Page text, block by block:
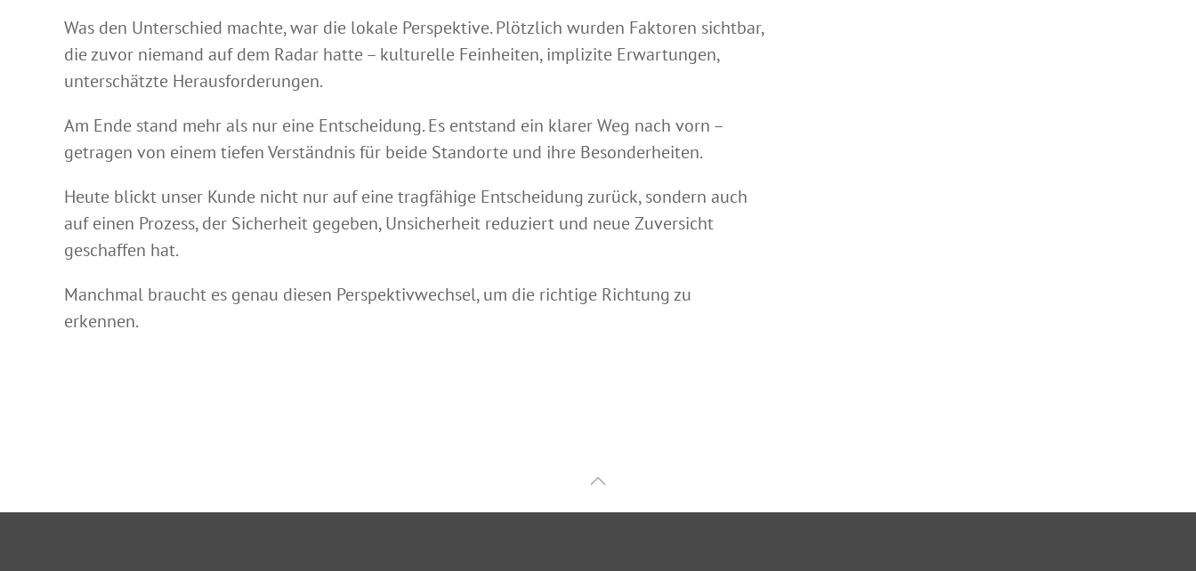
Was den Unterschied machte, war die lokale Perspektive. Plötzlich wurden Faktoren sichtbar,
die zuvor niemand auf dem Radar hatte – kulturelle Feinheiten, implizite Erwartungen,
unterschätzte Herausforderungen.
Am Ende stand mehr als nur eine Entscheidung. Es entstand ein klarer Weg nach vorn –
getragen von einem tiefen Verständnis für beide Standorte und ihre Besonderheiten.
Heute blickt unser Kunde nicht nur auf eine tragfähige Entscheidung zurück, sondern auch
auf einen Prozess, der Sicherheit gegeben, Unsicherheit reduziert und neue Zuversicht
geschaffen hat.
Manchmal braucht es genau diesen Perspektivwechsel, um die richtige Richtung zu
erkennen.